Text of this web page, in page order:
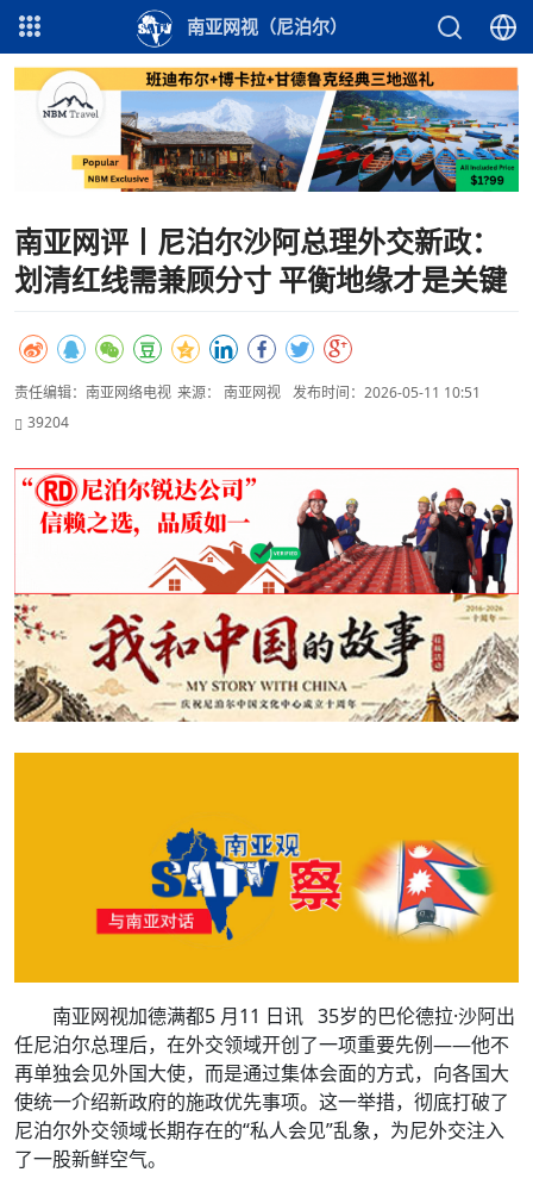
南亚网视（尼泊尔）
南亚网评丨尼泊尔沙阿总理外交新政：
划清红线需兼顾分寸 平衡地缘才是关键
责任编辑：南亚网络电视 来源： 南亚网视 发布时间：2026-05-11 10:51
39204
南亚网视加德满都5 月11 日讯 35岁的巴伦德拉·沙阿出
任尼泊尔总理后，在外交领域开创了一项重要先例——他不
再单独会见外国大使，而是通过集体会面的方式，向各国大
使统一介绍新政府的施政优先事项。这一举措，彻底打破了
尼泊尔外交领域长期存在的“私人会见”乱象，为尼外交注入
了一股新鲜空气。